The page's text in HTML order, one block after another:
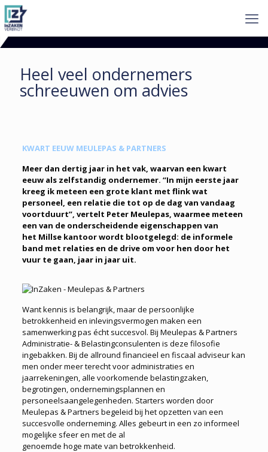
Heel veel ondernemers
schreeuwen om advies
KWART EEUW MEULEPAS & PARTNERS
Meer dan dertig jaar in het vak, waarvan een kwart
eeuw als zelfstandig ondernemer. “In mijn eerste jaar
kreeg ik meteen een grote klant met flink wat
personeel, een relatie die tot op de dag van vandaag
voortduurt”, vertelt Peter Meulepas, waarmee meteen
een van de onderscheidende eigenschappen van
het Millse kantoor wordt blootgelegd: de informele
band met relaties en de drive om voor hen door het
vuur te gaan, jaar in jaar uit.
Want kennis is belangrijk, maar de persoonlijke
betrokkenheid en inlevingsvermogen maken een
samenwerking pas écht succesvol. Bij Meulepas & Partners
Administratie- & Belastingconsulenten is deze filosofie
ingebakken. Bij de allround financieel en fiscaal adviseur kan
men onder meer terecht voor administraties en
jaarrekeningen, alle voorkomende belastingzaken,
begrotingen, ondernemingsplannen en
personeelsaangelegenheden. Starters worden door
Meulepas & Partners begeleid bij het opzetten van een
succesvolle onderneming. Alles gebeurt in een zo informeel
mogelijke sfeer en met de al
genoemde hoge mate van betrokkenheid.